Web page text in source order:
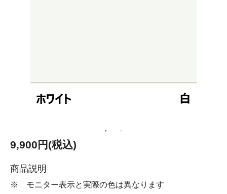
9,900円(税込)
商品説明
※ モニター表示と実際の色は異なります